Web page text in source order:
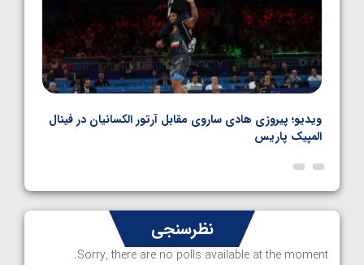
ویدیو؛ پیروزی هادی ساروی مقابل آرتور الکسانیان در فینال
المپیک پاریس
نظرسنجی
Sorry, there are no polls available at the moment.